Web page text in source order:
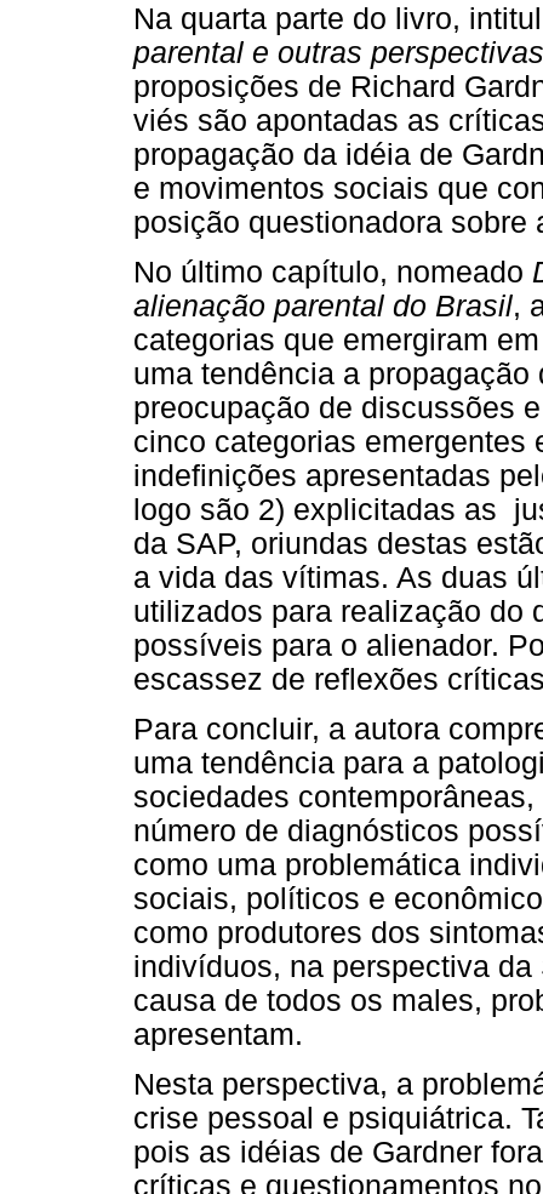
Na quarta parte do livro,
parental e outras perspectivas
proposições de Richard
viés são apontadas as
propagação da idéia de
e movimentos sociais que
posição questionadora sobre
No último capítulo, nomeado
alienação parental do Brasil,
categorias que emergiram
uma tendência a
preocupação de discussões
cinco categorias emergentes
indefinições apresentadas
logo são 2) explicitadas as
da SAP, oriundas destas
a vida das vítimas. As duas
utilizados para realização do
possíveis para o alienador.
escassez de reflexões
Para concluir, a autora
uma tendência para a
sociedades
número de diagnósticos
como uma problemática
sociais, políticos e
como produtores dos
indivíduos, na perspectiva
causa de todos os males,
apresentam.
Nesta perspectiva, a
crise pessoal e psiquiátrica.
pois as idéias de Gardner
críticas e questionamentos